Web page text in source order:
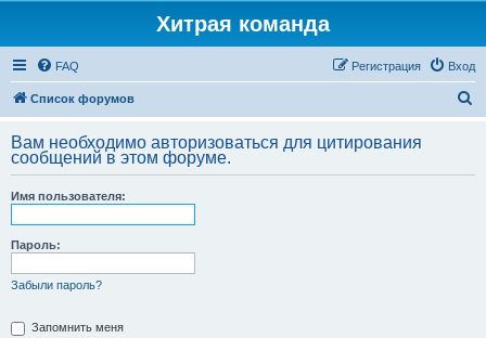
Хитрая команда
FAQ Вход
Регистрация
Список форумов
с
Вам необходимо авторизоваться для цитирования
сообщений в этом форуме.
Имя пользователя:
Пароль:
Забыли пароль?
Запомнить меня